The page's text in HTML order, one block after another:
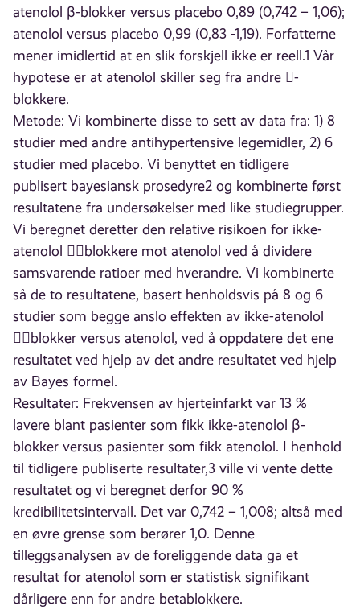
atenolol β-blokker versus placebo 0,89 (0,742 – 1,06);
atenolol versus placebo 0,99 (0,83 -1,19). Forfatterne
mener imidlertid at en slik forskjell ikke er reell.1 Vår
hypotese er at atenolol skiller seg fra andre -
blokkere.
Metode: Vi kombinerte disse to sett av data fra: 1) 8
studier med andre antihypertensive legemidler, 2) 6
studier med placebo. Vi benyttet en tidligere
publisert bayesiansk prosedyre2 og kombinerte først
resultatene fra undersøkelser med like studiegrupper.
Vi beregnet deretter den relative risikoen for ikke-
atenolol blokkere mot atenolol ved å dividere
samsvarende ratioer med hverandre. Vi kombinerte
så de to resultatene, basert henholdsvis på 8 og 6
studier som begge anslo effekten av ikke-atenolol
blokker versus atenolol, ved å oppdatere det ene
resultatet ved hjelp av det andre resultatet ved hjelp
av Bayes formel.
Resultater: Frekvensen av hjerteinfarkt var 13 %
lavere blant pasienter som fikk ikke-atenolol β-
blokker versus pasienter som fikk atenolol. I henhold
til tidligere publiserte resultater,3 ville vi vente dette
resultatet og vi beregnet derfor 90 %
kredibilitetsintervall. Det var 0,742 – 1,008; altså med
en øvre grense som berører 1,0. Denne
tilleggsanalysen av de foreliggende data ga et
resultat for atenolol som er statistisk signifikant
dårligere enn for andre betablokkere.